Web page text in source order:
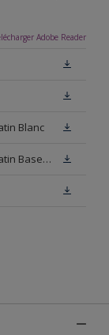
Adobe Reader
Blanc
Fiche de données de sécurité Rubbol Satin Base W05